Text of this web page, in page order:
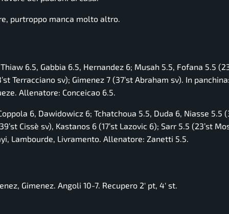
purtroppo manca molto altro.
6.5, Gabbia 6.5, Hernandez 6; Musah 5.5, Fofana 5.5
Terracciano sv); Gimenez 7 (37’st Abraham sv). In
Allenatore: Conceicao 6.5.
6, Dawidowicz 6; Tchatchoua 5.5, Duda 6, Niasse 5.5
Cissè sv), Kastanos 6 (17’st Lazovic 6); Sarr 5.5 (23’st
Lambourde, Livramento. Allenatore: Zanetti 5.5.
Gimenez. Angoli 10-7. Recupero 2′ pt, 4′ st.